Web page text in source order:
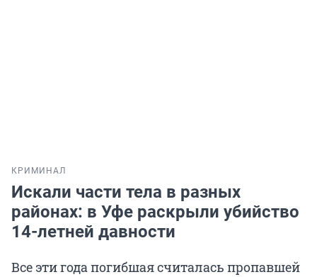
КРИМИНАЛ
Искали части тела в разных
районах: в Уфе раскрыли убийство
14-летней давности
Все эти года погибшая считалась пропавшей